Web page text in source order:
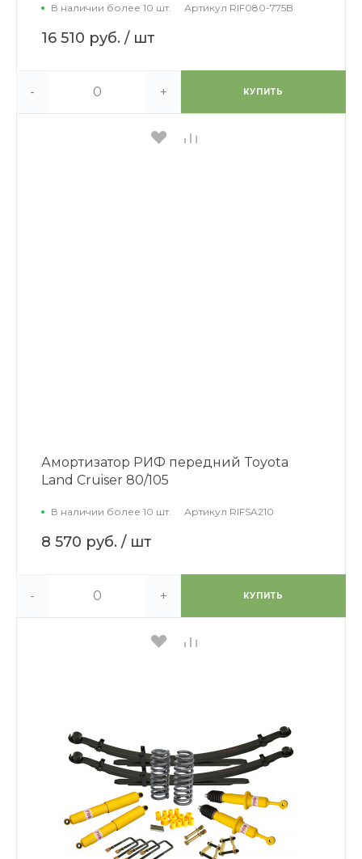
В наличии более 10 шт. Артикул RIF080-775B
16 510 руб. / шт
- + КУПИТЬ
Амортизатор РИФ передний Toyota
Land Cruiser 80/105
В наличии более 10 шт. Артикул RIFSA210
8 570 руб. / шт
- + КУПИТЬ